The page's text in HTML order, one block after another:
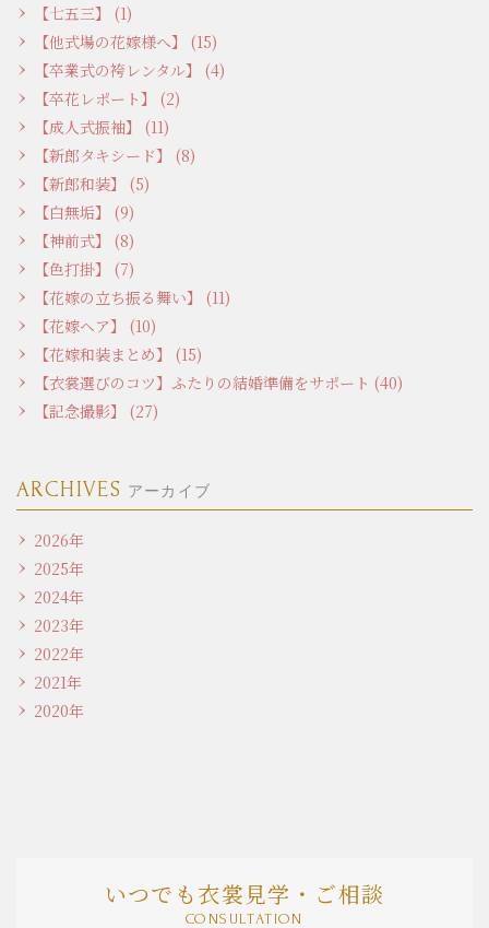
【七五三】 (1)
【他式場の花嫁様へ】 (15)
【卒業式の袴レンタル】 (4)
【卒花レポート】 (2)
【成人式振袖】 (11)
【新郎タキシード】 (8)
【新郎和装】 (5)
【白無垢】 (9)
【神前式】 (8)
【色打掛】 (7)
【花嫁の立ち振る舞い】 (11)
【花嫁ヘア】 (10)
【花嫁和装まとめ】 (15)
【衣裳選びのコツ】ふたりの結婚準備をサポート (40)
【記念撮影】 (27)
ARCHIVES アーカイブ
2026年
2025年
2024年
2023年
2022年
2021年
2020年
いつでも衣裳見学・ご相談
CONSULTATION